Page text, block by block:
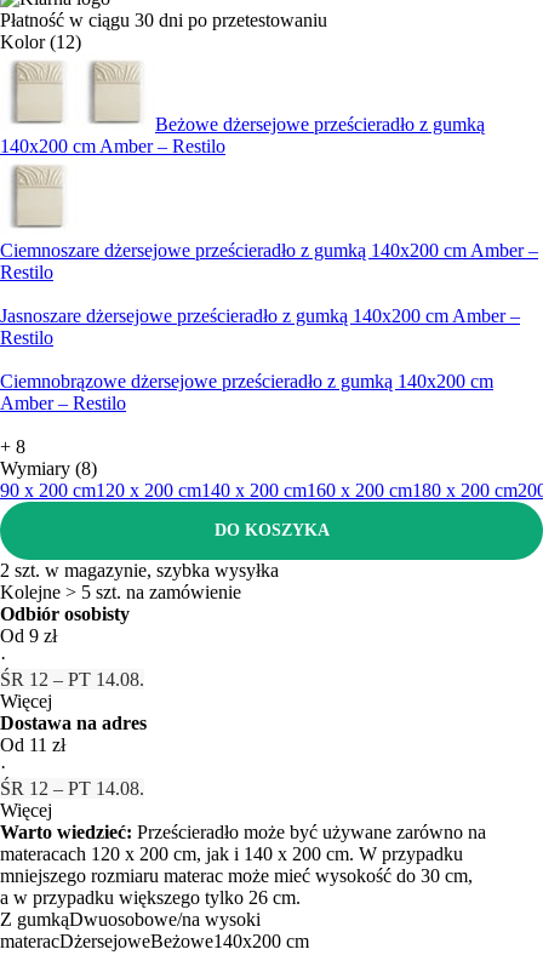
Płatność w ciągu 30 dni po przetestowaniu
Kolor (12)
Beżowe dżersejowe prześcieradło z gumką
140x200 cm Amber – Restilo
Ciemnoszare dżersejowe prześcieradło z gumką 140x200 cm Amber –
Restilo
Jasnoszare dżersejowe prześcieradło z gumką 140x200 cm Amber –
Restilo
Ciemnobrązowe dżersejowe prześcieradło z gumką 140x200 cm
Amber – Restilo
+ 8
Wymiary (8)
90 x 200 cm120 x 200 cm140 x 200 cm160 x 200 cm180 x 200 cm
DO KOSZYKA
2 szt. w magazynie, szybka wysyłka
Kolejne > 5 szt. na zamówienie
Odbiór osobisty
Od 9 zł
·
ŚR 12 – PT 14.08.
Więcej
Dostawa na adres
Od 11 zł
·
ŚR 12 – PT 14.08.
Więcej
Warto wiedzieć: Prześcieradło może być używane zarówno na
materacach 120 x 200 cm, jak i 140 x 200 cm. W przypadku
mniejszego rozmiaru materac może mieć wysokość do 30 cm,
a w przypadku większego tylko 26 cm.
Z gumkąDwuosobowe/na wysoki
materacDżersejoweBeżowe140x200 cm